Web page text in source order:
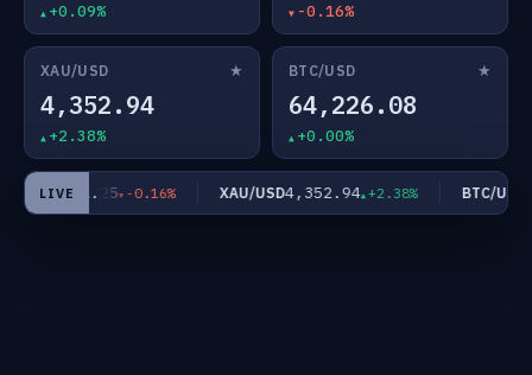
+0.09% -0.16%
XAU/USD ★
4,352.94
+2.38%
BTC/USD ★
64,226.08
+0.00%
LIVE
JPY182.25 -0.16% XAU/USD4,352.94 +2.38% BTC/USD